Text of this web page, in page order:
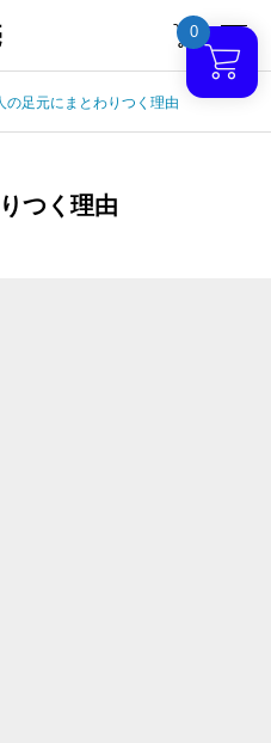

の足元にまとわりつく理由
つく理由
0